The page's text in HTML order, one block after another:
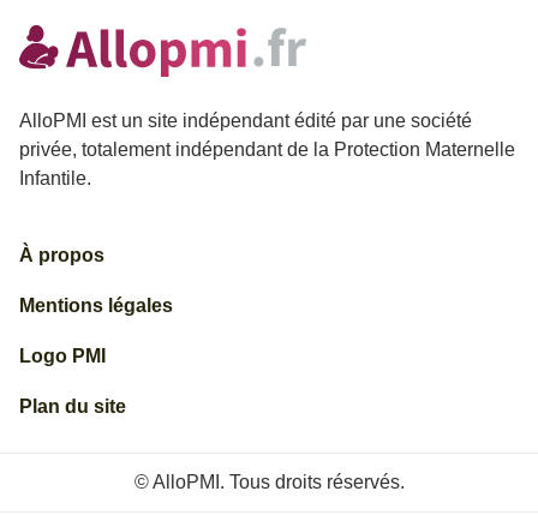
AlloPMI est un site indépendant édité par une société
privée, totalement indépendant de la Protection Maternelle
Infantile.
© AlloPMI. Tous droits réservés.
À propos
Mentions légales
Logo PMI
Plan du site